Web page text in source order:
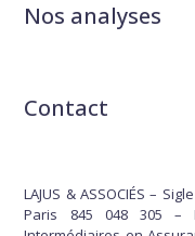
Nos analyses
Contact
LAJUS & ASSOCIÉS –
Paris 845 048 305 –